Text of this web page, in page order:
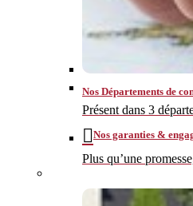
Nos Départements de
Présent dans 3
Nos garanties &
Plus qu’une